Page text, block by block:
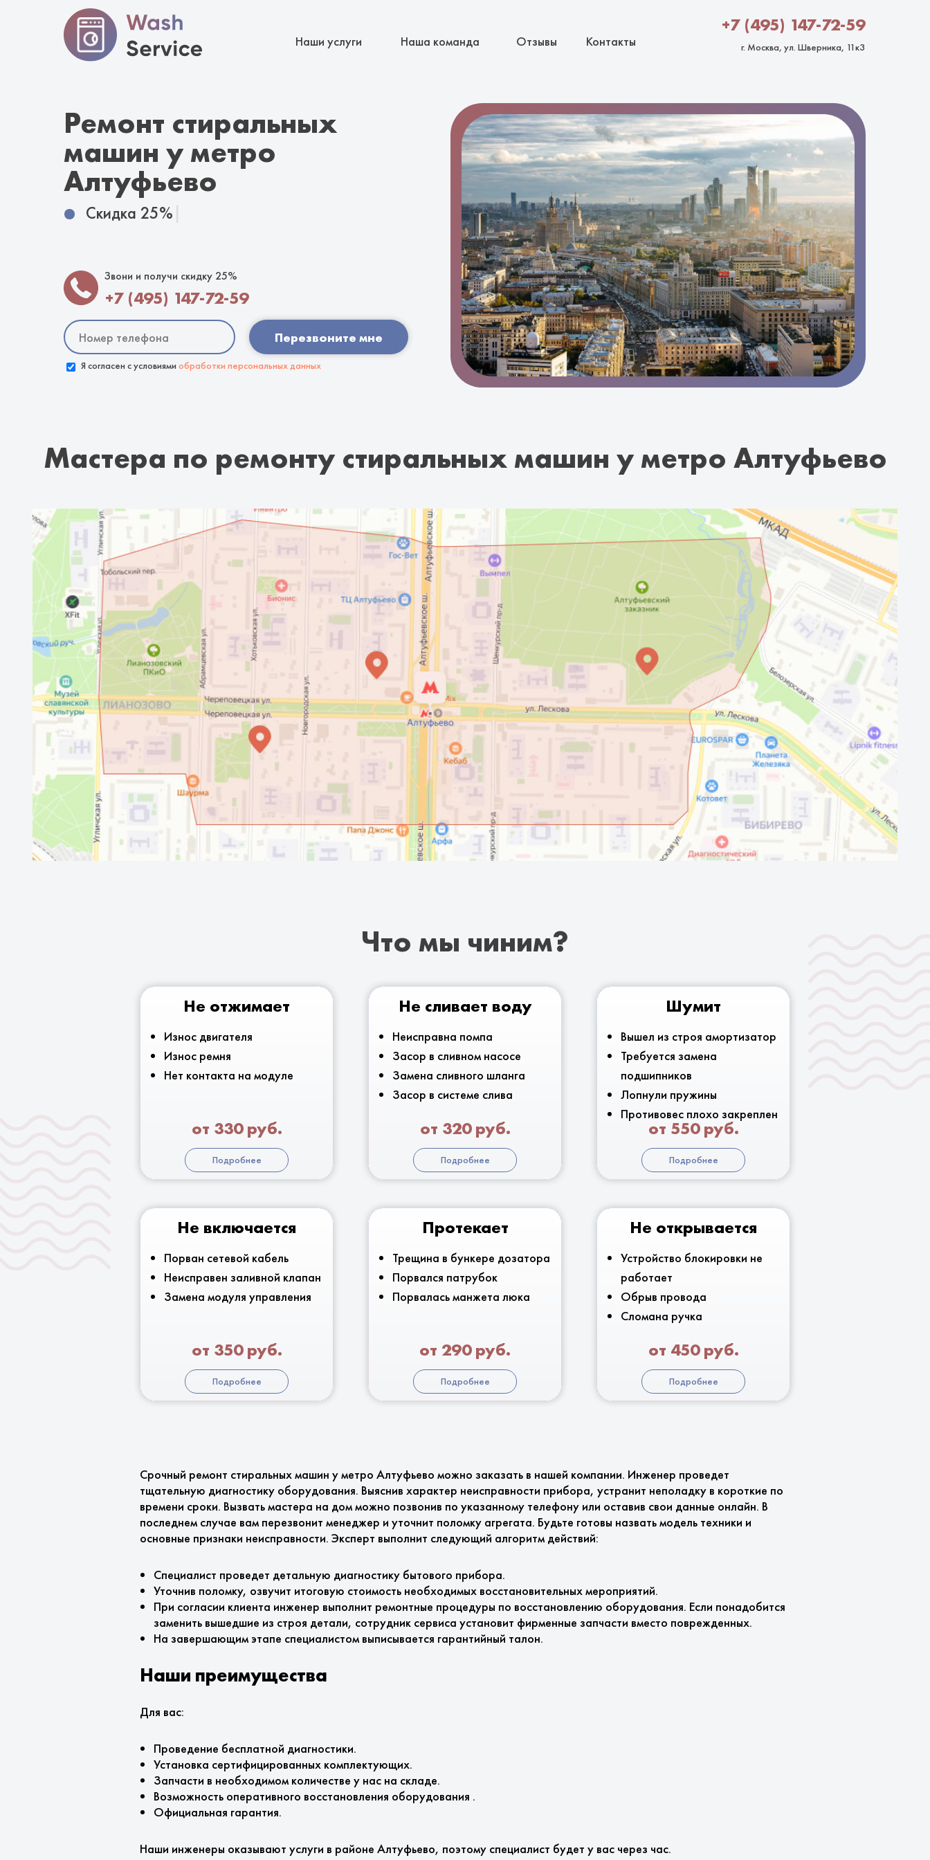
г. Москва, ул. Шверника, 11к3
Контакты
Отзывы
Наша команда
Наши услуги
+7 (495) 147-72-59
Ремонт стиральных
машин у метро
Алтуфьево
Скидка 25%
Перезвоните мне
Я согласен с условиями обработки персональных данных
+7 (495) 147-72-59
Звони и получи скидку 25%
Мастера по ремонту стиральных машин у метро Алтуфьево
Что мы чиним?
Не отжимает
Износ двигателя
Износ ремня
Нет контакта на модуле
от 330 руб.
Подробнее Подробнее
от 320 руб.
Неисправна помпа
Засор в сливном насосе
Замена сливного шланга
Засор в системе слива
Не сливает воду Шумит
Вышел из строя амортизатор
Требуется замена
подшипников
Лопнули пружины
Противовес плохо закреплен
от 550 руб.
Подробнее
Не включается
Порван сетевой кабель
Неисправен заливной клапан
Замена модуля управления
от 350 руб.
Подробнее
Протекает
Трещина в бункере дозатора
Порвался патрубок
Порвалась манжета люка
от 290 руб.
Подробнее
Не открывается
Устройство блокировки не
работает
Обрыв провода
Сломана ручка
от 450 руб.
Подробнее
Срочный ремонт стиральных машин у метро Алтуфьево можно заказать в нашей компании. Инженер проведет
тщательную диагностику оборудования. Выяснив характер неисправности прибора, устранит неполадку в короткие по
времени сроки. Вызвать мастера на дом можно позвонив по указанному телефону или оставив свои данные онлайн. В
последнем случае вам перезвонит менеджер и уточнит поломку агрегата. Будьте готовы назвать модель техники и
основные признаки неисправности. Эксперт выполнит следующий алгоритм действий:
Специалист проведет детальную диагностику бытового прибора.
Уточнив поломку, озвучит итоговую стоимость необходимых восстановительных мероприятий.
При согласии клиента инженер выполнит ремонтные процедуры по восстановлению оборудования. Если понадобится
заменить вышедшие из строя детали, сотрудник сервиса установит фирменные запчасти вместо поврежденных.
На завершающим этапе специалистом выписывается гарантийный талон.
Наши преимущества
Для вас:
Проведение бесплатной диагностики.
Установка сертифицированных комплектующих.
Запчасти в необходимом количестве у нас на складе.
Возможность оперативного восстановления оборудования .
Официальная гарантия.
Наши инженеры оказывают услуги в районе Алтуфьево, поэтому специалист будет у вас через час.